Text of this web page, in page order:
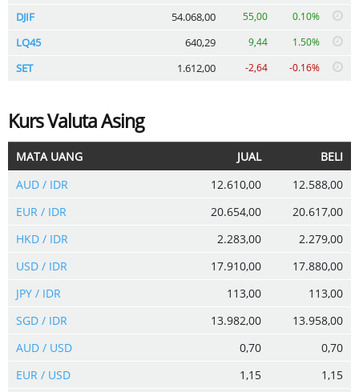
DJIF 54.068,00 55,00 0.10%
LQ45 640,29 9,44 1.50%
SET 1.612,00 -2,64 -0.16%
Kurs Valuta Asing
MATA UANG JUAL
BELI
AUD / IDR
12.610,00
12.588,00
EUR / IDR
20.654,00
20.617,00
HKD / IDR
2.283,00
2.279,00
USD / IDR
17.910,00
17.880,00
JPY / IDR
113,00
113,00
SGD / IDR
13.982,00
13.958,00
AUD / USD
0,70
0,70
EUR / USD
1,15
1,15